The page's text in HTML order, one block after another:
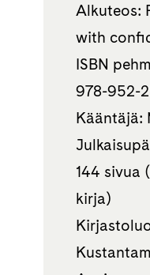
Alkuteos:
with
ISBN
978-952-
Kääntäjä:
144 sivua
kirja)